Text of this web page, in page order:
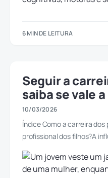
6 MIN DE LEITURA
Seguir a
saiba se vale
10/03/2026
Índice Como a carreira
profissional dos filhos?A